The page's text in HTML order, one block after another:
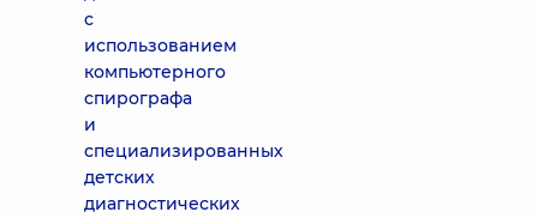
с
использованием
компьютерного
спирографа
и
специализированных
детских
диагностических